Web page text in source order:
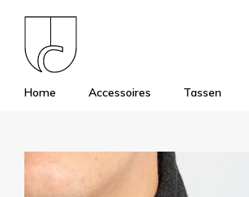
Home Accessoires Tassen